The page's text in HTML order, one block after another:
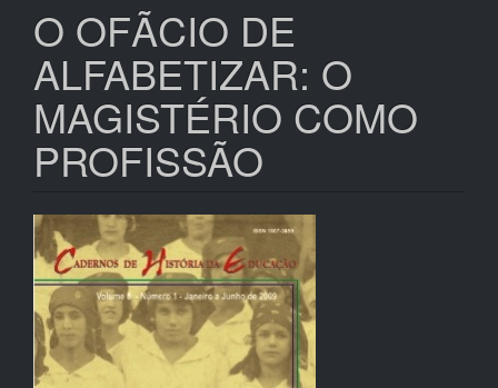
O OFÃCIO DE
ALFABETIZAR: O
MAGISTÉRIO COMO
PROFISSÃO
Barra
lateral
de
artigos